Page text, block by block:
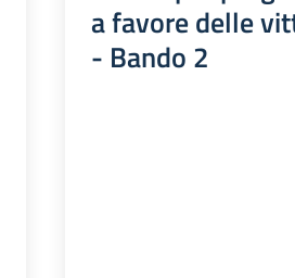
a favore delle
- Bando 2